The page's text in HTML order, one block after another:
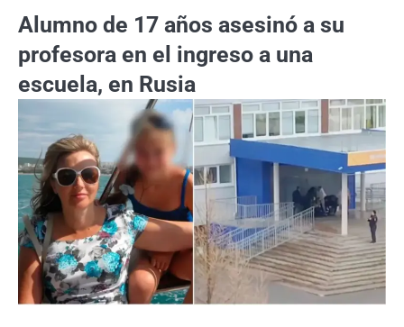
Alumno de 17 años asesinó a su
profesora en el ingreso a una
escuela, en Rusia